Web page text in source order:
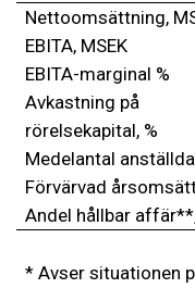
Nettoomsättning,
EBITA, MSEK
EBITA-marginal %
Avkastning på
rörelsekapital, %
Medelantal anställda
Förvärvad
Andel hållbar
* Avser situationen